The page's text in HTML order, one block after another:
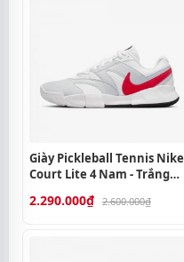
Giày Pickleball Tennis Nike
Court Lite 4 Nam - Trắng
2.290.000₫ 2.600.000₫